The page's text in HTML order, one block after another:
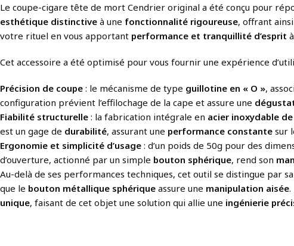
Le coupe-cigare tête de mort Cendrier original a été conçu pour
esthétique distinctive à une fonctionnalité rigoureuse, offrant
votre rituel en vous apportant performance et tranquillité d’esprit
Cet accessoire a été optimisé pour vous fournir une expérience
Précision de coupe : le mécanisme de type guillotine en « O »,
configuration prévient l’effilochage de la cape et assure une
Fiabilité structurelle : la fabrication intégrale en acier inoxydable
est un gage de durabilité, assurant une performance constante sur
Ergonomie et simplicité d’usage : d’un poids de 50g pour des
d’ouverture, actionné par un simple bouton sphérique, rend son
Au-delà de ses performances techniques, cet outil se distingue par sa
que le bouton métallique sphérique assure une manipulation aisée.
unique, faisant de cet objet une solution qui allie une ingénierie